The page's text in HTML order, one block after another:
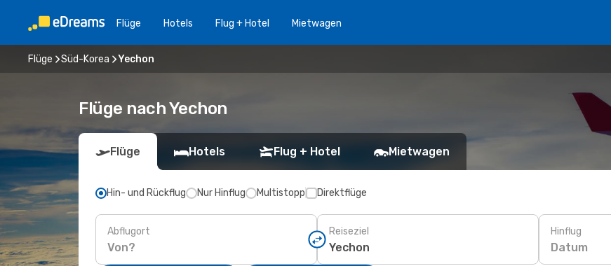
Flüge Hotels Flug + Hotel Mietwagen
Flüge Süd-Korea Yechon
Flüge nach Yechon
Flüge Hotels Flug + Hotel Mietwagen
Hin- und Rückflug Nur Hinflug Multistopp Direktflüge
Abflugort Reiseziel Hinflug
Datum